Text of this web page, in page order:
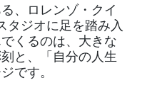
、ロレンゾ・クイ
タジオに足を踏み入
くるのは、大きな
と、「自分の人生
です。